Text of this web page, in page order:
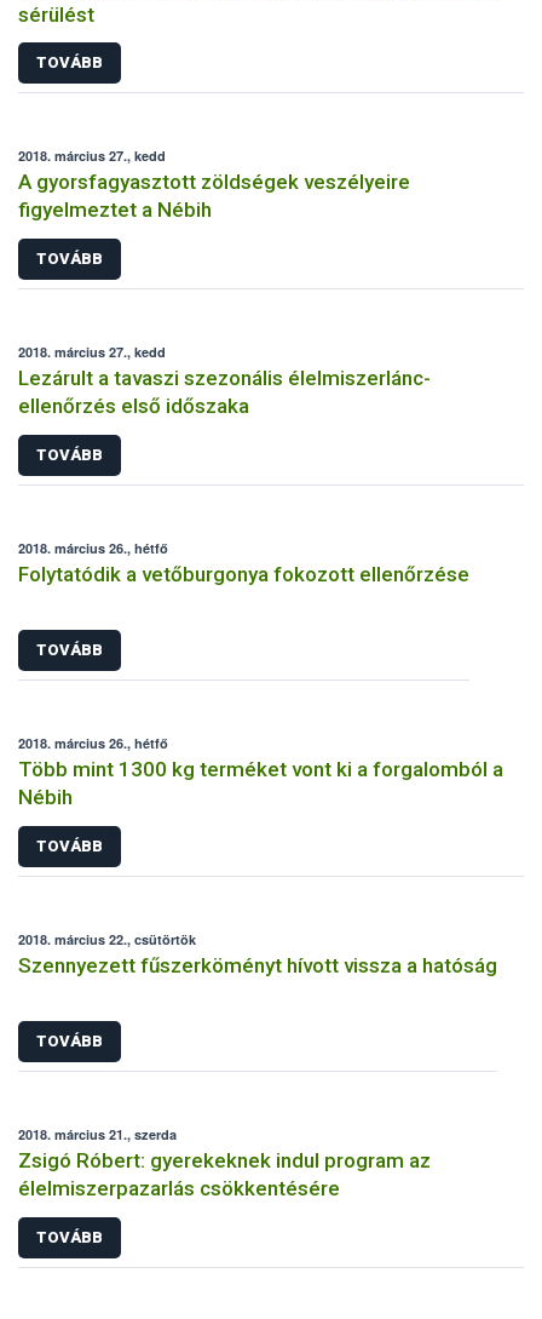
sérülést
TOVÁBB
2018. március 27., kedd
A gyorsfagyasztott zöldségek veszélyeire
figyelmeztet a Nébih
TOVÁBB
2018. március 27., kedd
Lezárult a tavaszi szezonális élelmiszerlánc-
ellenőrzés első időszaka
TOVÁBB
2018. március 26., hétfő
Folytatódik a vetőburgonya fokozott ellenőrzése
TOVÁBB
2018. március 26., hétfő
Több mint 1300 kg terméket vont ki a forgalomból a
Nébih
TOVÁBB
2018. március 22., csütörtök
Szennyezett fűszerköményt hívott vissza a hatóság
TOVÁBB
2018. március 21., szerda
Zsigó Róbert: gyerekeknek indul program az
élelmiszerpazarlás csökkentésére
TOVÁBB